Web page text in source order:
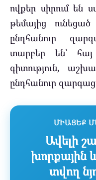
ովքեր սիրում են
թեմայից
ընդհանուր
տարբեր են՝ հայ
գիտություն,
ընդհանուր
ՄԻԱՑԵՔ
Ավելի
խորքային
տվող